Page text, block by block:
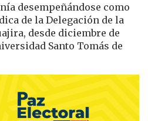
desempeñándose como
de la Delegación de la
desde diciembre de
Santo Tomás de